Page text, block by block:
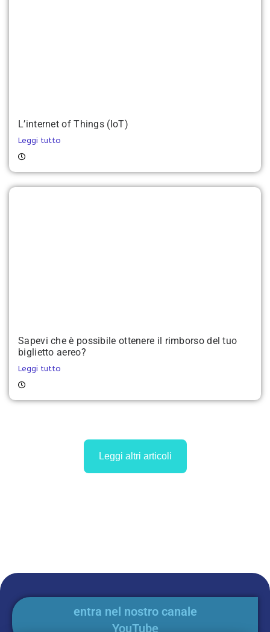
L’internet of Things (IoT)
Leggi tutto
Sapevi che è possibile ottenere il rimborso del tuo
biglietto aereo?
Leggi tutto
Leggi altri articoli
entra nel nostro canale
YouTube